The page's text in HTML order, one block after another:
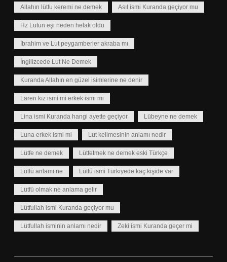
Allahın lütfu keremi ne demek Asıl ismi Kuranda geçiyor mu
Hz Lutun eşi neden helak oldu
İbrahim ve Lut peygamberler akraba mı
İngilizcede Lut Ne Demek
Kuranda Allahın en güzel isimlerine ne denir
Laren kız ismi mi erkek ismi mi
Lina ismi Kuranda hangi ayette geçiyor Lübeyne ne demek
Luna erkek ismi mi Lut kelimesinin anlamı nedir
Lütfe ne demek Lütfetmek ne demek eski Türkçe
Lütfü anlamı ne Lütfü ismi Türkiyede kaç kişide var
Lütfü olmak ne anlama gelir
Lütfullah ismi Kuranda geçiyor mu
Lütfullah isminin anlamı nedir Zeki ismi Kuranda geçer mi